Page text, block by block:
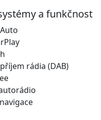
a funkčnost
rádia (DAB)